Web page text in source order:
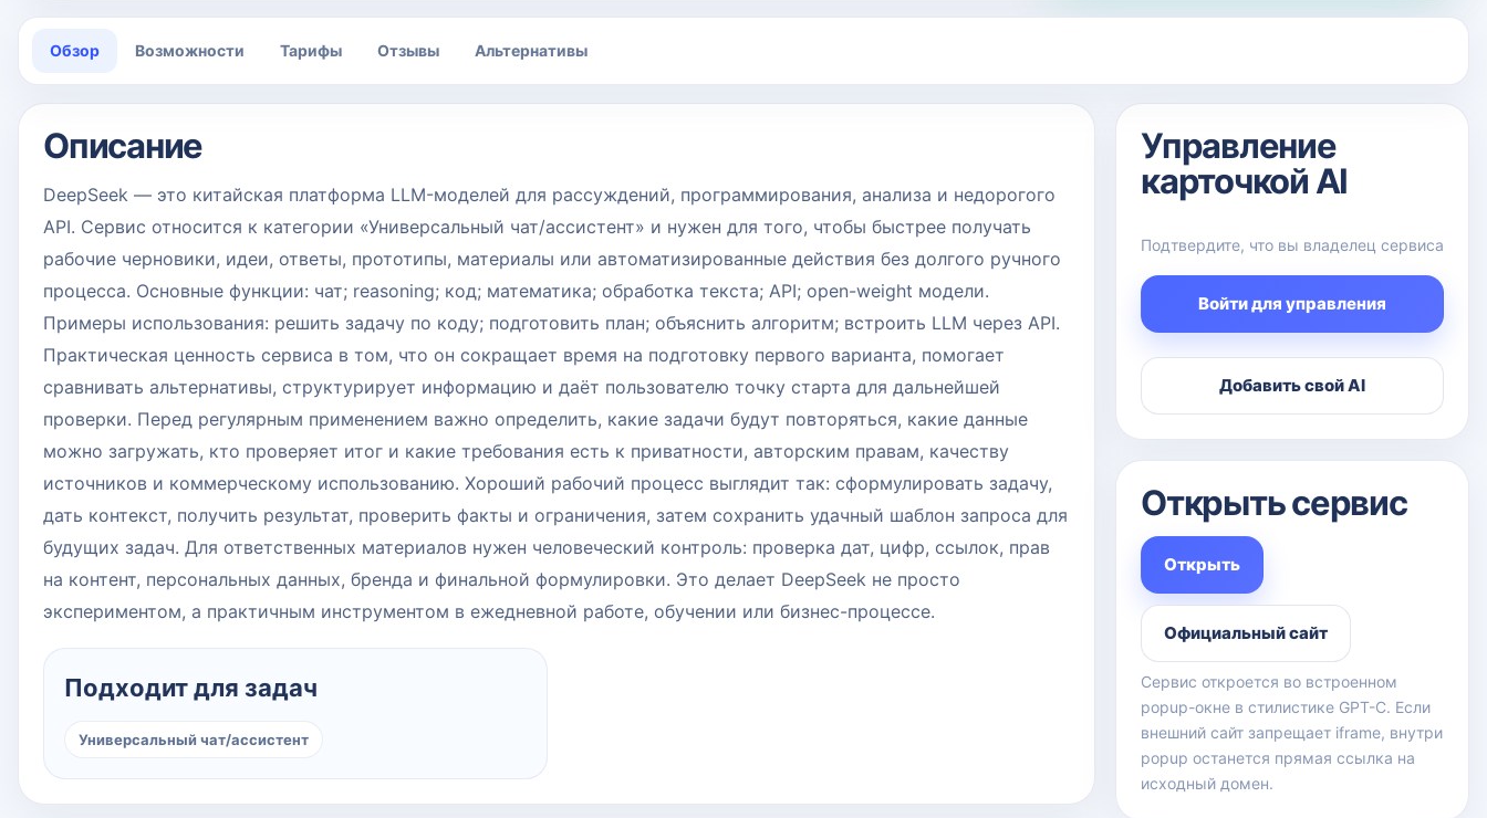
Обзор Возможности Тарифы Отзывы Альтернативы
Описание
DeepSeek — это китайская платформа LLM-моделей для рассуждений, программирования, анализа и недорогого
API. Сервис относится к категории «Универсальный чат/ассистент» и нужен для того, чтобы быстрее получать
рабочие черновики, идеи, ответы, прототипы, материалы или автоматизированные действия без долгого ручного
процесса. Основные функции: чат; reasoning; код; математика; обработка текста; API; open-weight модели.
Примеры использования: решить задачу по коду; подготовить план; объяснить алгоритм; встроить LLM через API.
Практическая ценность сервиса в том, что он сокращает время на подготовку первого варианта, помогает
сравнивать альтернативы, структурирует информацию и даёт пользователю точку старта для дальнейшей
проверки. Перед регулярным применением важно определить, какие задачи будут повторяться, какие данные
можно загружать, кто проверяет итог и какие требования есть к приватности, авторским правам, качеству
источников и коммерческому использованию. Хороший рабочий процесс выглядит так: сформулировать задачу,
дать контекст, получить результат, проверить факты и ограничения, затем сохранить удачный шаблон запроса для
будущих задач. Для ответственных материалов нужен человеческий контроль: проверка дат, цифр, ссылок, прав
на контент, персональных данных, бренда и финальной формулировки. Это делает DeepSeek не просто
экспериментом, а практичным инструментом в ежедневной работе, обучении или бизнес-процессе.
Подходит для задач
Универсальный чат/ассистент
Управление
карточкой AI
Подтвердите, что вы владелец сервиса
Войти для управления
Добавить свой AI
Открыть сервис
Открыть
Официальный сайт
Сервис откроется во встроенном
popup-окне в стилистике GPT-C. Если
внешний сайт запрещает iframe, внутри
popup останется прямая ссылка на
исходный домен.